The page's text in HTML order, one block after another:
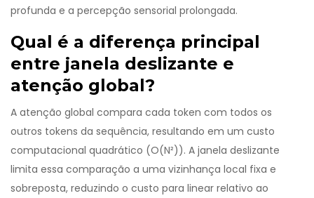
profunda e a percepção sensorial prolongada.
Qual é a diferença principal
entre janela deslizante e
atenção global?
A atenção global compara cada token com todos os
outros tokens da sequência, resultando em um custo
computacional quadrático (O(N²)). A janela deslizante
limita essa comparação a uma vizinhança local fixa e
sobreposta, reduzindo o custo para linear relativo ao